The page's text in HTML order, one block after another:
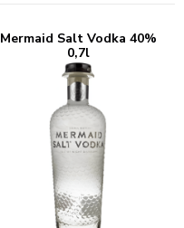
Mermaid Salt Vodka 40%
0,7l